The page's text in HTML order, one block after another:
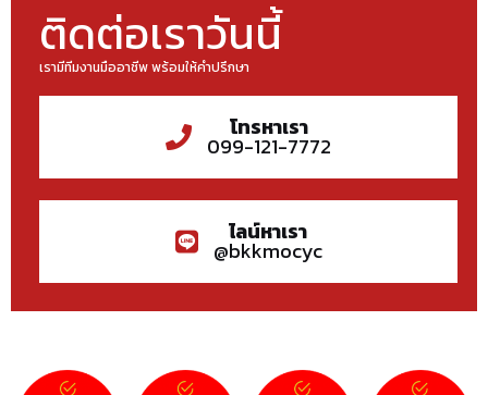
ติดต่อเราวันนี้
เรามีทีมงานมืออาชีพ พร้อมให้คำปรึกษา
โทรหาเรา
099-121-7772
ไลน์หาเรา
@bkkmocyc